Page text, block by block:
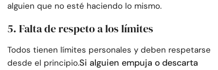
alguien que no esté haciendo lo mismo.
5. Falta de respeto a los límites
Todos tienen límites personales y deben respetarse
desde el principio.Si alguien empuja o descarta